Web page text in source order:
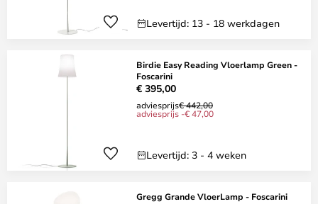
Levertijd: 13 - 18 werkdagen
Birdie Easy Reading Vloerlamp Green -
Foscarini
€ 395,00
adviesprijs€ 442,00
adviesprijs -€ 47,00
Levertijd: 3 - 4 weken
Gregg Grande VloerLamp - Foscarini